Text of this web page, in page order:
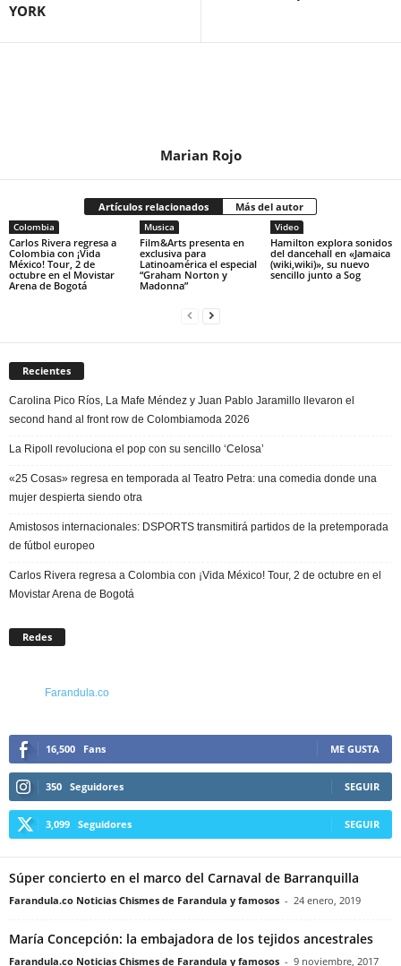
YORK
Marian Rojo
Artículos relacionados Más del autor
Colombia
Carlos Rivera regresa a
Colombia con ¡Vida
México! Tour, 2 de
octubre en el Movistar
Arena de Bogotá
Musica
Film&Arts presenta en
exclusiva para
Latinoamérica el especial
“Graham Norton y
Madonna”
Video
Hamilton explora sonidos
del dancehall en «Jamaica
(wiki,wiki)», su nuevo
sencillo junto a Sog
Recientes
Carolina Pico Ríos, La Mafe Méndez y Juan Pablo Jaramillo llevaron el
second hand al front row de Colombiamoda 2026
La Ripoll revoluciona el pop con su sencillo ‘Celosa’
«25 Cosas» regresa en temporada al Teatro Petra: una comedia donde una
mujer despierta siendo otra
Amistosos internacionales: DSPORTS transmitirá partidos de la pretemporada
de fútbol europeo
Carlos Rivera regresa a Colombia con ¡Vida México! Tour, 2 de octubre en el
Movistar Arena de Bogotá
Redes
Farandula.co
16,500 Fans ME GUSTA
350 Seguidores SEGUIR
3,099 Seguidores SEGUIR
Súper concierto en el marco del Carnaval de Barranquilla
Farandula.co Noticias Chismes de Farandula y famosos - 24 enero, 2019
María Concepción: la embajadora de los tejidos ancestrales
Farandula.co Noticias Chismes de Farandula y famosos - 9 noviembre, 2017